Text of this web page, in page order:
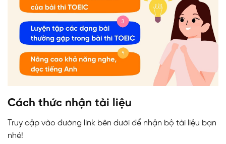
Cách thức nhận tài liệu
Truy cập vào đường link bên dưới để nhận bộ tài liệu bạn
nhé!